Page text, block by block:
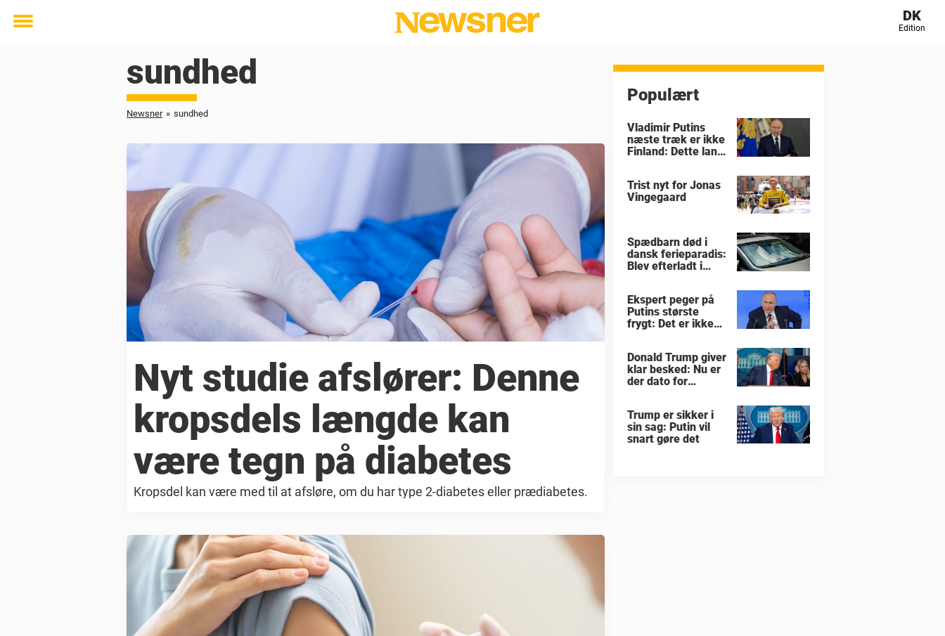
Toggle
DK
Edition
sundhed
Newsner » sundhed
Nyt studie afslører: Denne
kropsdels længde kan
være tegn på diabetes
Kropsdel kan være med til at afsløre, om du har type 2-diabetes eller prædiabetes.
Populært
Vladimir Putins
næste træk er ikke
Finland: Dette land
Trist nyt for Jonas
Vingegaard
Spædbarn død i
dansk ferieparadis:
Blev efterladt i
Ekspert peger på
Putins største
frygt: Det er ikke
Donald Trump giver
klar besked: Nu er
der dato for
Trump er sikker i
sin sag: Putin vil
snart gøre det